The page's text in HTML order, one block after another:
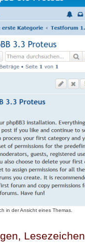
in der Ansicht eines Themas.